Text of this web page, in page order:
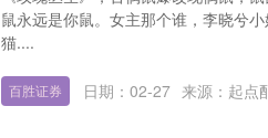
鼠永远是你鼠。女主那个谁，李晓兮
猫....
百胜证券 日期：02-27 来源：起点